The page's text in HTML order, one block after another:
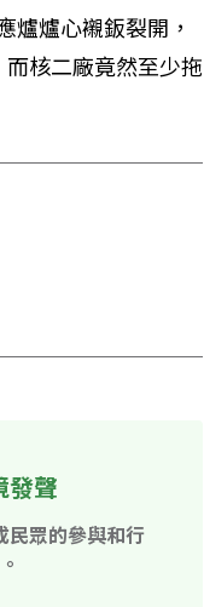
爐爐心襯鈑裂開，
核二廠竟然至少拖
發聲
民眾的參與和行